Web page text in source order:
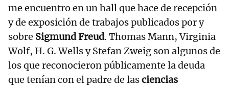
me encuentro en un hall que hace de recepción
y de exposición de trabajos publicados por y
sobre Sigmund Freud. Thomas Mann, Virginia
Wolf, H. G. Wells y Stefan Zweig son algunos de
los que reconocieron públicamente la deuda
que tenían con el padre de lasciencias